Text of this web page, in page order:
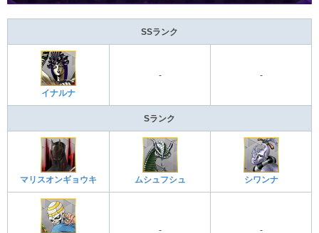
SSランク
イナルナ
- -
Sランク
マリスオンギョウキ ムシュフシュ シワンナ
- -